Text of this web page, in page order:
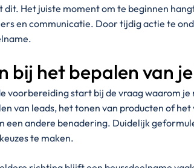
dit. Het juiste moment om te beginnen
en communicatie. Door tijdig actie te
bij het bepalen van
voorbereiding start bij de vraag waarom
van leads, het tonen van producten of
een andere benadering. Duidelijk
te maken.